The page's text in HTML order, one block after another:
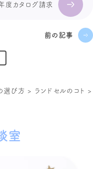
度カタログ請求
前の記事
選び方 > ランドセルのコト
室